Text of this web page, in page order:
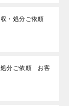
収・処分ご依頼
処分ご依頼 お客